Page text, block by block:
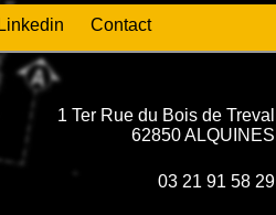
Linkedin Contact
1 Ter Rue du Bois de Treval
62850 ALQUINES
03 21 91 58 29